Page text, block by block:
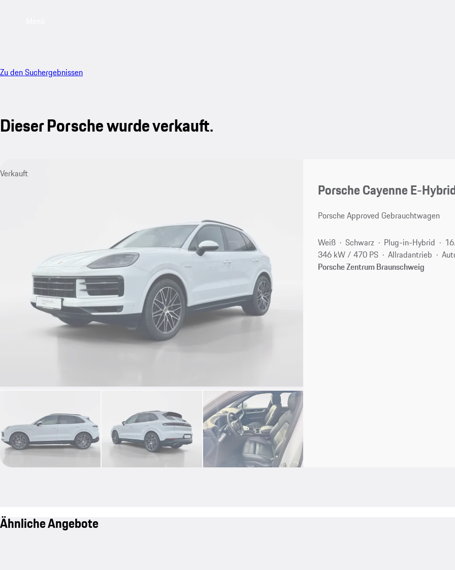
Zu den Suchergebnissen
Dieser Porsche wurde verkauft.
Verkauft
Porsche Cayenne E-
Porsche Approved Gebrauchtwagen
Weiß Schwarz Plug-in-Hybrid
346 kW / 470 PS
Allradantrieb
Porsche Zentrum Braunschweig
Ähnliche Angebote